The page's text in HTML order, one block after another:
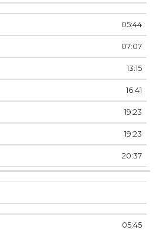
05:44
07:07
13:15
16:41
19:23
19:23
20:37
05:45